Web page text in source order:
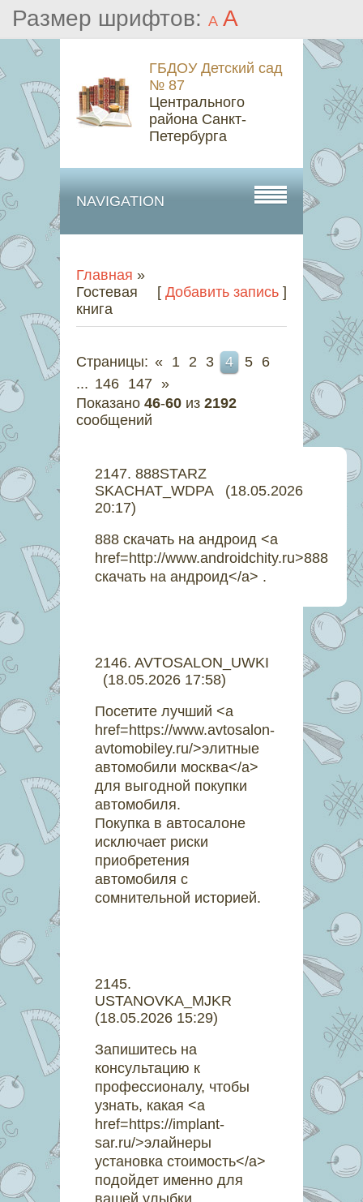
Размер шрифтов: A A
ГБДОУ Детский сад
№ 87
Центрального
района Санкт-
Петербурга
NAVIGATION
Главная »
Гостевая
книга
[ Добавить запись ]
Страницы: « 1 2 3 4 5 6
... 146 147 »
Показано 46-60 из 2192
сообщений
2147. 888STARZ
SKACHAT_WDPA
(18.05.2026
20:17)
888 скачать на андроид <a
href=http://www.androidchity.ru>888
скачать на андроид</a> .
2146. AVTOSALON_UWKI
(18.05.2026 17:58)
Посетите лучший <a
href=https://www.avtosalon-
avtomobiley.ru/>элитные
автомобили москва</a>
для выгодной покупки
автомобиля.
Покупка в автосалоне
исключает риски
приобретения
автомобиля с
сомнительной историей.
2145.
USTANOVKA_MJKR
(18.05.2026 15:29)
Запишитесь на
консультацию к
профессионалу, чтобы
узнать, какая <a
href=https://implant-
sar.ru/>элайнеры
установка стоимость</a>
подойдет именно для
вашей улыбки.